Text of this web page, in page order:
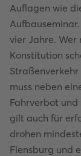
Auflagen wie
vier Jahre. Wer
Konstitution
muss neben
Fahrverbot und
gilt auch für
drohen
Flensburg und